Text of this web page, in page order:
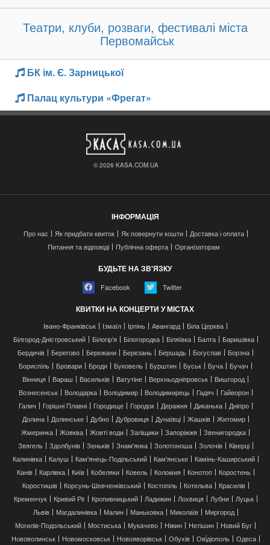
Театри, клуби, розваги, фестивалі міста
Первомайськ
БК ім. Є. Зарницької
Палац культури «Фрегат»
© 2026 KASA.COM.UA
ІНФОРМАЦІЯ
Про нас Як придбати квиток Як повернути кошти
Доставка і оплата
Питання та відповіді
Публічна оферта Організаторам
БУДЬТЕ НА ЗВ'ЯЗКУ
Facebook Twitter
КВИТКИ НА КОНЦЕРТИ У МІСТАХ
Івано-Франківськ Ізмаїл Ірпінь Авангард
Біла Церква
Білгород-Дністровський
Білогір'я Білогородка Біляївка Балта
Баришівка
Бердичів
Берегово Бережани Березань Бершадь Богуслав
Борзна
Бориспіль
Бровари Броди Буковель Бурштин Буськ Буча
Бучач
Вінниця
Вараш Васильків Ватутіне Верхньодніпровськ
Вишгород
Вознесенськ
Володарка Володимир Володимирець Гадяч
Гайворон
Галич
Горішні Плавні Городище Городок Деражня Диканька
Дніпро
Долина
Долинське Дубно Дубровиця Дунаївці Жашків
Житомир
Жмеринка
Жовква Жовті води Заліщики Запоріжжя
Звенигородка
Звягель
Здолбунів Зеньків Знам'янка Золотоноша Золочів
Ківерці
Калинівка
Калуш Кам'янець-Подільський Кам'янське
Камінь-Каширський
Канів
Карлівка Київ Кобеляки Ковель Коломия Конотоп
Коростень
Коростишів
Корсунь-Шевченківський Костопіль Котельва
Красилів
Кременчук
Кривий Ріг Кропивницький Ладижин Лохвиця Лубни
Луцьк
Львів
Магдалинівка Малин Маньковка Миколаїв
Миргород
Могилів-Подольський
Мостиська Мукачево Ніжин Нетішин
Новий Буг
Нововолинськ
Новомосковськ Новояворівськ Обухів Ові́діополь Одеса